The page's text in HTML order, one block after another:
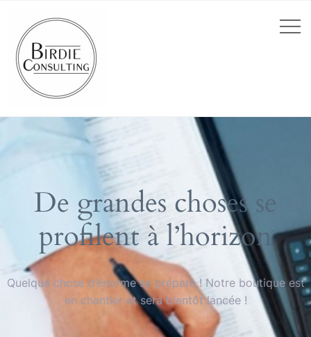
De grandes choses se
profilent à l’horizon
Quelque chose d’énorme se prépare ! Notre boutique est
en chantier et sera bientôt lancée !